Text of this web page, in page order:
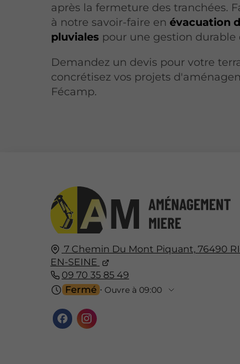
après la fermeture des tranchées.
à notre savoir-faire enévacuation
pluviales pour une gestion durable
Demandez un devis pour votre
concrétisez vos projets
Fécamp.
7 Chemin Du Mont Piquant, 76490
EN-SEINE
09 70 35 85 49
Fermé ⋅ Ouvre à 09:00